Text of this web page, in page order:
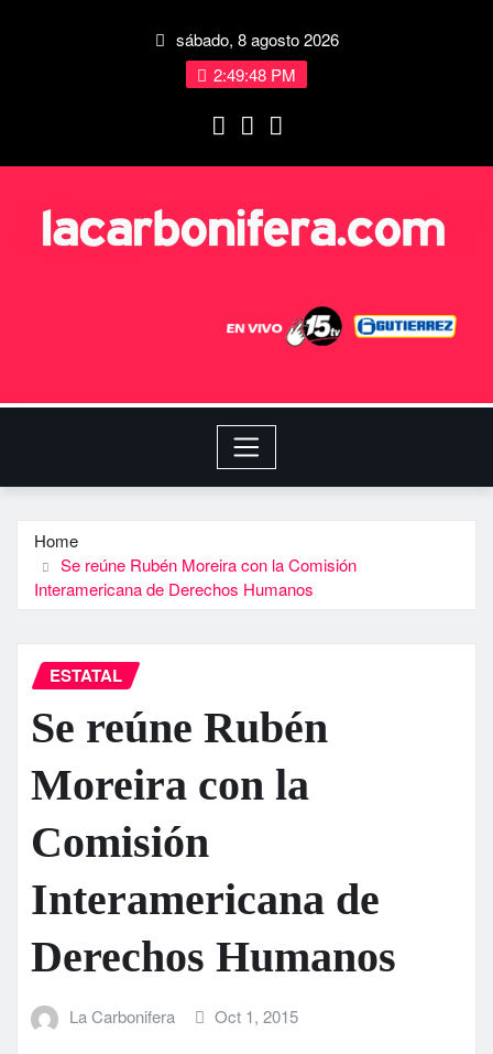
sábado, 8 agosto 2026
2:49:49 PM
Home
Se reúne Rubén Moreira con la Comisión
Interamericana de Derechos Humanos
ESTATAL
Se reúne Rubén
Moreira con la
Comisión
Interamericana de
Derechos Humanos
La Carbonifera Oct 1, 2015